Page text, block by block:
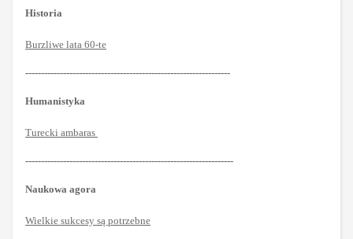
Historia
Burzliwe lata 60-te
-----------------------------------------------------------------
Humanistyka
Turecki ambaras
------------------------------------------------------------------
Naukowa agora
Wielkie sukcesy są potrzebne